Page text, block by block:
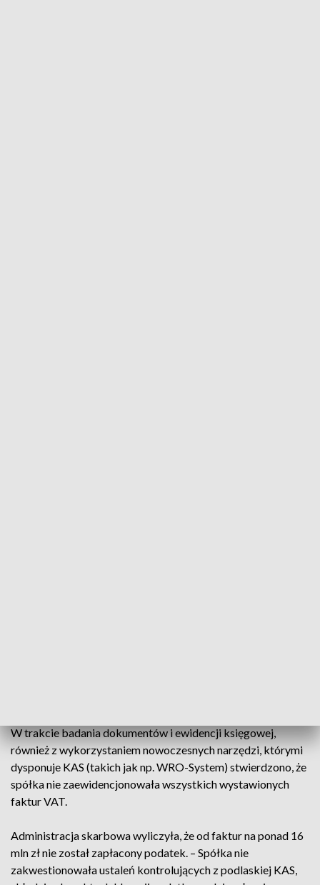
W trakcie badania dokumentów i ewidencji księgowej,
również z wykorzystaniem nowoczesnych narzędzi, którymi
dysponuje KAS (takich jak np. WRO-System) stwierdzono, że
spółka nie zaewidencjonowała wszystkich wystawionych
faktur VAT.
Administracja skarbowa wyliczyła, że od faktur na ponad 16
mln zł nie został zapłacony podatek. – Spółka nie
zakwestionowała ustaleń kontrolujących z podlaskiej KAS,